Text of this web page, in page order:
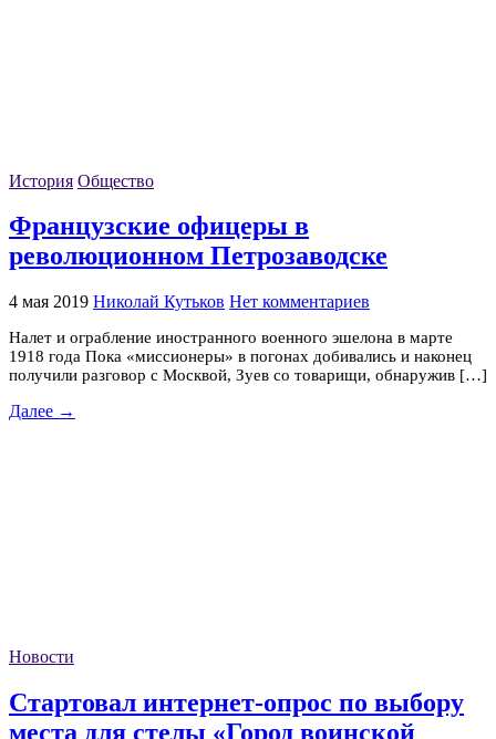
История Общество
Французские офицеры в
революционном Петрозаводске
4 мая 2019 Николай Кутьков Нет комментариев
Налет и ограбление иностранного военного эшелона в марте
1918 года Пока «миссионеры» в погонах добивались и наконец
получили разговор с Москвой, Зуев со товарищи, обнаружив […]
Далее →
Новости
Стартовал интернет-опрос по выбору
места для стелы «Город воинской